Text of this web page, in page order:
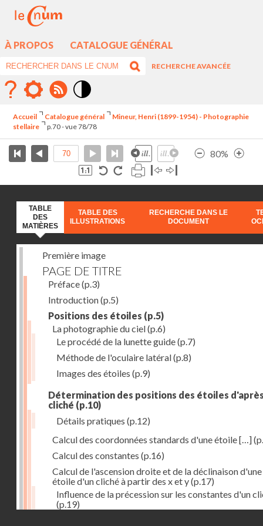
À PROPOS CATALOGUE GÉNÉRAL
RECHERCHE AVANCÉE
élévé
Accueil Catalogue général
Mineur, Henri (1899-1954) - Photographie
stellaire
p.70 - vue 78/78
80%
TABLE
DES
MATIÈRES
TABLE DES
ILLUSTRATIONS
RECHERCHE DANS LE
DOCUMENT
Première image
PAGE DE TITRE
Préface(p.3)
Introduction(p.5)
Positions des étoiles (p.5)
La photographie du ciel(p.6)
Le procédé de la lunette guide(p.7)
Méthode de l'oculaire latéral(p.8)
Images des étoiles (p.9)
Détermination des positions des étoiles
cliché (p.10)
Détails pratiques (p.12)
Calcul des coordonnées standards d'une étoile […]
Calcul des constantes (p.16)
Calcul de l'ascension droite et de la déclinaison d'une
étoile d'un cliché à partir des x et y(p.17)
Influence de la précession sur les constantes d'un
(p.19)